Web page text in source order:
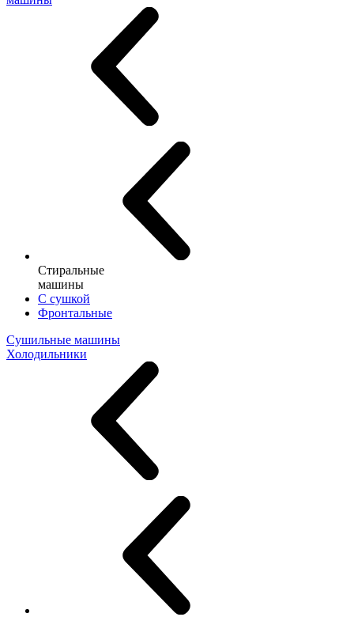
Стиральные
машины
С сушкой
Фронтальные
Сушильные машины
Холодильники